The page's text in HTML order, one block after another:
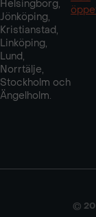
Helsingborg,
Jönköping,
Kristianstad,
Linköping,
Lund,
Norrtälje,
Stockholm och
Ängelholm.
©